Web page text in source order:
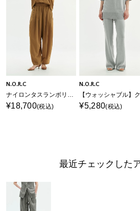
N.O.R.C
ナイロンタスランボリュームドロストパンツ【AIRY MOTION】
¥18,700(税込)
N.O.R.C
¥5,280(税込)
最近チェックした